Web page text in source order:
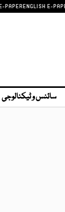
PAPERENGLISH E-
سائنس و ٹیکنالوجی